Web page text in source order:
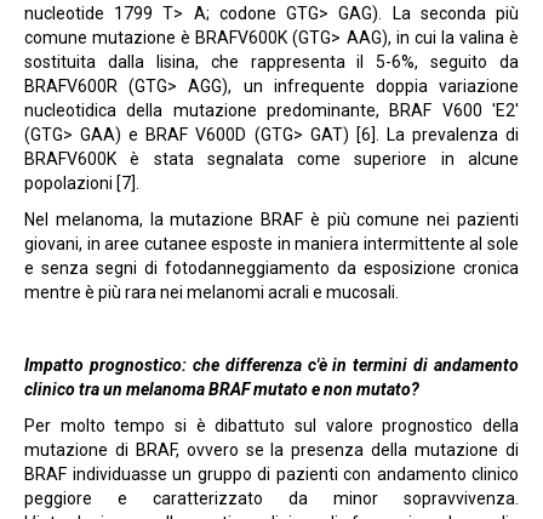
nucleotide 1799 T> A; codone GTG> GAG). La seconda più
comune mutazione è BRAFV600K (GTG> AAG), in cui la valina è
sostituita dalla lisina, che rappresenta il 5-6%, seguito da
BRAFV600R (GTG> AGG), un infrequente doppia variazione
nucleotidica della mutazione predominante, BRAF V600 'E2'
(GTG> GAA) e BRAF V600D (GTG> GAT) [6]. La prevalenza di
BRAFV600K è stata segnalata come superiore in alcune
popolazioni [7].
Nel melanoma, la mutazione BRAF è più comune nei pazienti
giovani, in aree cutanee esposte in maniera intermittente al sole
e senza segni di fotodanneggiamento da esposizione cronica
mentre è più rara nei melanomi acrali e mucosali.
Impatto prognostico: che differenza c'è in termini di andamento
clinico tra un melanoma BRAF mutato e non mutato?
Per molto tempo si è dibattuto sul valore prognostico della
mutazione di BRAF, ovvero se la presenza della mutazione di
BRAF individuasse un gruppo di pazienti con andamento clinico
peggiore e caratterizzato da minor sopravvivenza.